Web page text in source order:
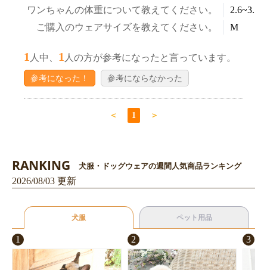
ワンちゃんの体重について教えてください。
ご購入のウェアサイズを教えてください。
M
1 人中、 1 人の方が参考になったと言っています。
参考になった！ 参考にならなかった
＜ 1 ＞
RANKING 犬服・ドッグウェアの週間人気商品ランキング
2026/08/03 更新
犬服 ペット用品
1 2 3